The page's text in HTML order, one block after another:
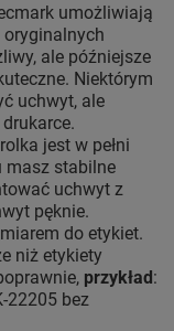
umożliwiają
ale późniejsze
Niektórym
uchwyt, ale
jest w pełni
masz stabilne
uchwyt z
pęknie.
do etykiet.
niż etykiety
przykład:
22205 bez